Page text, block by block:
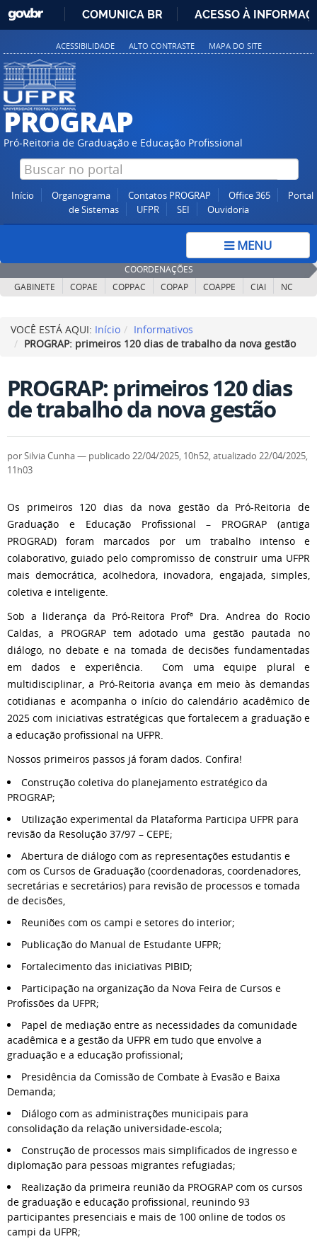
PARA
GOVBR
COMUNICA BR ACESSO À
ACESSIBILIDADE ALTO CONTRASTE MAPA DO SITE
PROGRAP
Pró-Reitoria de Graduação e Educação Profissional
Início Organograma Contatos PROGRAP Office 365
Portal
de Sistemas
UFPR SEI Ouvidoria
VOCÊ ESTÁ AQUI: Início
Informativos
PROGRAP: primeiros 120 dias de trabalho da nova gestão
COORDENAÇÕES
GABINETE
COPAE COPPAC COPAP COAPPE CIAI NC
MENU
PROGRAP: primeiros 120 dias
de trabalho da nova gestão
porSilvia Cunha— publicado 22/04/2025, 10h52, atualizado 22/04/2025,
11h03
Os primeiros 120 dias da nova gestão da Pró-Reitoria de
Graduação e Educação Profissional – PROGRAP (antiga
PROGRAD) foram marcados por um trabalho intenso e
colaborativo, guiado pelo compromisso de construir uma UFPR
mais democrática, acolhedora, inovadora, engajada, simples,
coletiva e inteligente.
Sob a liderança da Pró-Reitora Profª Dra. Andrea do Rocio
Caldas, a PROGRAP tem adotado uma gestão pautada no
diálogo, no debate e na tomada de decisões fundamentadas
em dados e experiência. Com uma equipe plural e
multidisciplinar, a Pró-Reitoria avança em meio às demandas
cotidianas e acompanha o início do calendário acadêmico de
2025 com iniciativas estratégicas que fortalecem a graduação e
a educação profissional na UFPR.
Nossos primeiros passos já foram dados. Confira!
Construção coletiva do planejamento estratégico da
PROGRAP;
Utilização experimental da Plataforma Participa UFPR para
revisão da Resolução 37/97 – CEPE;
Abertura de diálogo com as representações estudantis e
com os Cursos de Graduação (coordenadoras, coordenadores,
secretárias e secretários) para revisão de processos e tomada
de decisões,
Reuniões com os campi e setores do interior;
Publicação do Manual de Estudante UFPR;
Fortalecimento das iniciativas PIBID;
Participação na organização da Nova Feira de Cursos e
Profissões da UFPR;
Papel de mediação entre as necessidades da comunidade
acadêmica e a gestão da UFPR em tudo que envolve a
graduação e a educação profissional;
Presidência da Comissão de Combate à Evasão e Baixa
Demanda;
Diálogo com as administrações municipais para
consolidação da relação universidade-escola;
Construção de processos mais simplificados de ingresso e
diplomação para pessoas migrantes refugiadas;
Realização da primeira reunião da PROGRAP com os cursos
de graduação e educação profissional, reunindo 93
participantes presenciais e mais de 100 online de todos os
campi da UFPR;